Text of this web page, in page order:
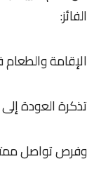
الفائز:
الإقامة
تذكرة العودة
وفرص تواصل